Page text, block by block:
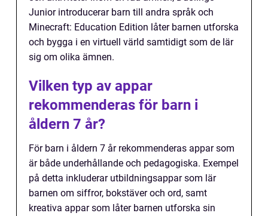
Junior introducerar barn till andra språk och
Minecraft: Education Edition låter barnen utforska
och bygga i en virtuell värld samtidigt som de lär
sig om olika ämnen.
Vilken typ av appar
rekommenderas för barn i
åldern 7 år?
För barn i åldern 7 år rekommenderas appar som
är både underhållande och pedagogiska. Exempel
på detta inkluderar utbildningsappar som lär
barnen om siffror, bokstäver och ord, samt
kreativa appar som låter barnen utforska sin